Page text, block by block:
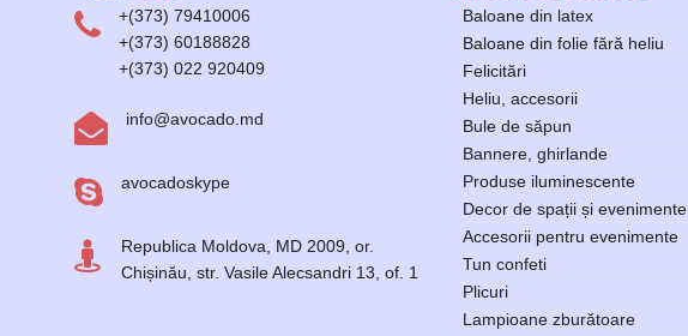
+(373) 79410006
+(373) 60188828
+(373) 022 920409
info@avocado.md
avocadoskype
Republica Moldova, MD 2009, or.
Chișinău, str. Vasile Alecsandri 13, of. 1
Baloane din latex
Baloane din folie fără heliu
Felicitări
Heliu, accesorii
Bule de săpun
Bannere, ghirlande
Produse iluminescente
Decor de spații și evenimente
Accesorii pentru evenimente
Tun confeti
Plicuri
Lampioane zburătoare